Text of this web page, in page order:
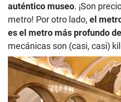
auténtico museo. ¡Son
metro! Por otro lado, el
es el metro más profundo
mecánicas son (casi, casi)